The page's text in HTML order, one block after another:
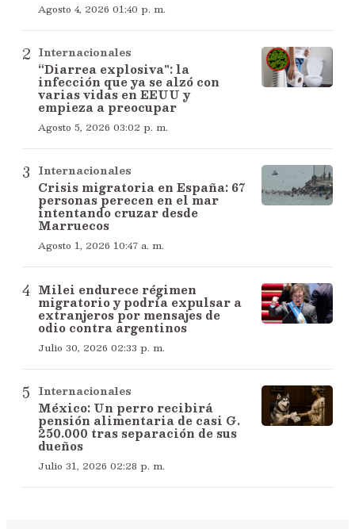
Agosto 4, 2026 01:40 p. m.
Internacionales
“Diarrea explosiva": la
infección que ya se alzó con
varias vidas en EEUU y
empieza a preocupar
Agosto 5, 2026 03:02 p. m.
Internacionales
Crisis migratoria en España: 67
personas perecen en el mar
intentando cruzar desde
Marruecos
Agosto 1, 2026 10:47 a. m.
Milei endurece régimen
migratorio y podría expulsar a
extranjeros por mensajes de
odio contra argentinos
Julio 30, 2026 02:33 p. m.
Internacionales
México: Un perro recibirá
pensión alimentaria de casi G.
250.000 tras separación de sus
dueños
Julio 31, 2026 02:28 p. m.